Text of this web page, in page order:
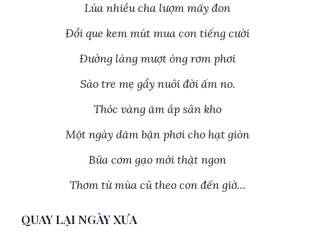
Lúa nhiều cha lượm mấy đon
Đổi que kem mút mua con tiếng cười
Đường làng mượt óng rơm phơi
Sào tre mẹ gẩy nuôi đời ấm no.
Thóc vàng ăm ắp sân kho
Một ngày dăm bận phơi cho hạt giòn
Bữa cơm gạo mới thật ngon
Thơm từ mùa cũ theo con đến giờ…
QUAY LẠI NGÀY XƯA